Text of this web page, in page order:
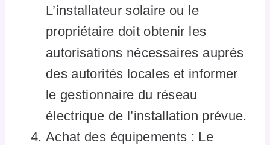
L’installateur solaire ou le
propriétaire doit obtenir les
autorisations nécessaires auprès
des autorités locales et informer
le gestionnaire du réseau
électrique de l’installation prévue.
Achat des équipements : Le